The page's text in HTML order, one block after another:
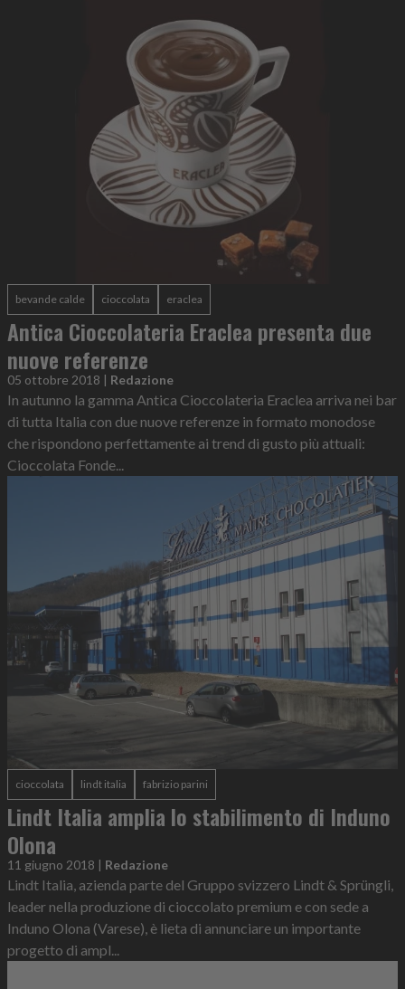
bevande calde cioccolata eraclea
Antica Cioccolateria Eraclea presenta due
nuove referenze
05 ottobre 2018 | Redazione
In autunno la gamma Antica Cioccolateria Eraclea arriva nei bar
di tutta Italia con due nuove referenze in formato monodose
che rispondono perfettamente ai trend di gusto più attuali:
Cioccolata Fonde...
cioccolata lindt italia fabrizio parini
Lindt Italia amplia lo stabilimento di Induno
Olona
11 giugno 2018 | Redazione
Lindt Italia, azienda parte del Gruppo svizzero Lindt & Sprüngli,
leader nella produzione di cioccolato premium e con sede a
Induno Olona (Varese), è lieta di annunciare un importante
progetto di ampl...